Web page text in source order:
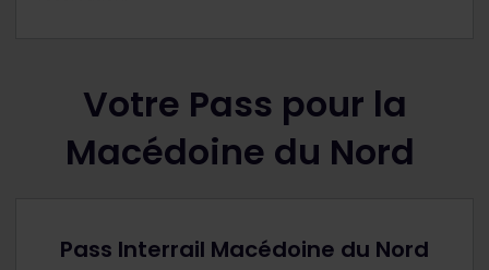
Votre Pass pour la
Macédoine du Nord
Pass Interrail Macédoine du Nord